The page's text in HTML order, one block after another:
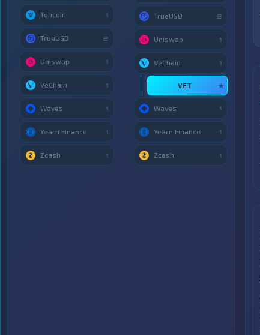
Toncoin 1
TrueUSD 2
Uniswap 1
VeChain 1
Waves 1
Yearn Finance 1
Zcash 1
TrueUSD 2
Uniswap 1
VeChain 1
VET ★
Waves 1
Yearn Finance 1
Zcash 1